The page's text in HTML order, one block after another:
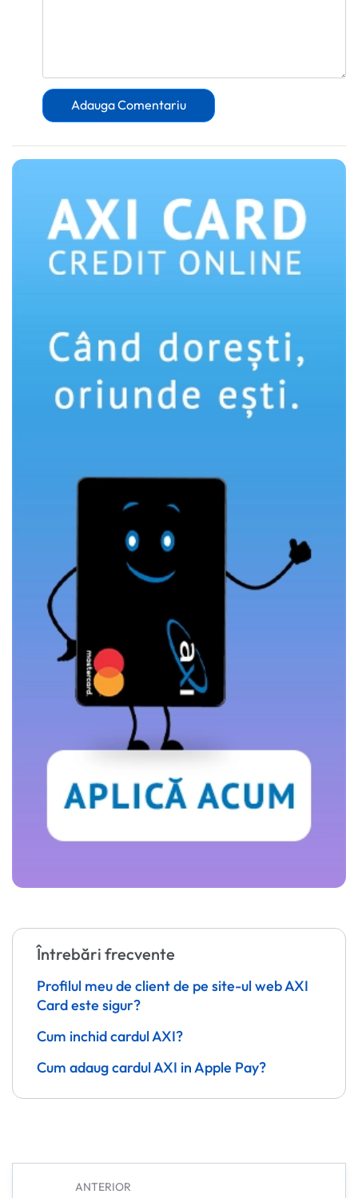
Adauga Comentariu
Întrebări frecvente
Profilul meu de client de pe site-ul web AXI
Card este sigur?
Cum inchid cardul AXI?
Cum adaug cardul AXI in Apple Pay?
ANTERIOR